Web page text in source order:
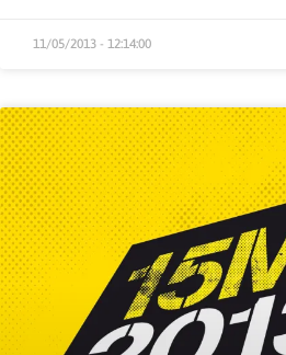
11/05/2013 - 12:14:00